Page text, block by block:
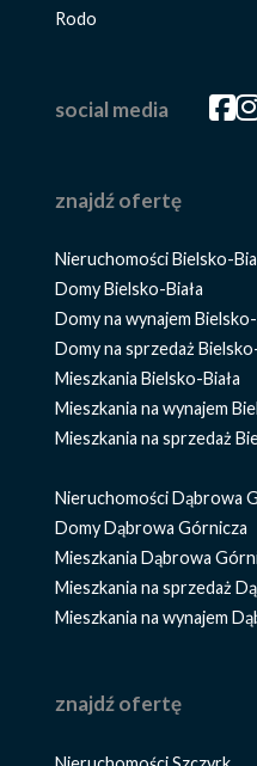
Rodo
social media
znajdź ofertę
Nieruchomości Bielsko-
Domy Bielsko-Biała
Domy na wynajem Bielsko-
Domy na sprzedaż
Mieszkania Bielsko-Biała
Mieszkania na wynajem
Mieszkania na sprzedaż
Nieruchomości Dąbrowa
Domy Dąbrowa Górnicza
Mieszkania Dąbrowa
Mieszkania na sprzedaż
Mieszkania na wynajem
znajdź ofertę